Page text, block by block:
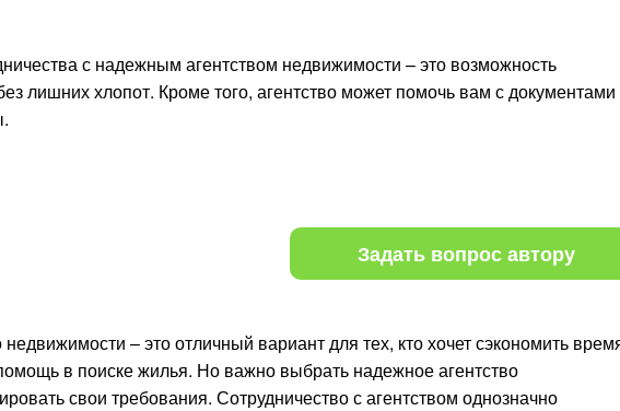
с надежным агентством недвижимости – это возможность
лишних хлопот. Кроме того, агентство может помочь вам с документами
Задать вопрос автору
недвижимости – это отличный вариант для тех, кто хочет сэкономить
в поиске жилья. Но важно выбрать надежное агентство
свои требования. Сотрудничество с агентством однозначно